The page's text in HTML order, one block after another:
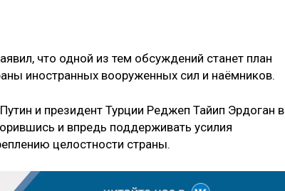
что одной из тем обсуждений станет план
иностранных вооруженных сил и наёмников.
и президент Турции Реджеп Тайип Эрдоган в
и впредь поддерживать усилия
целостности страны.